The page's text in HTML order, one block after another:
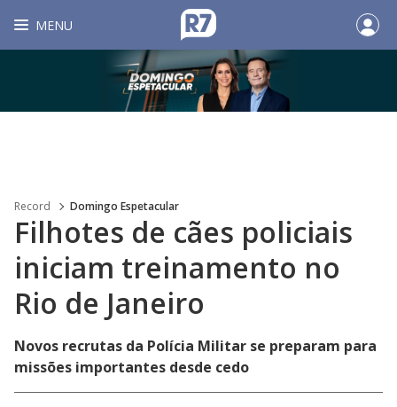
MENU
Record Domingo Espetacular
Filhotes de cães policiais
iniciam treinamento no
Rio de Janeiro
Novos recrutas da Polícia Militar se preparam para
missões importantes desde cedo